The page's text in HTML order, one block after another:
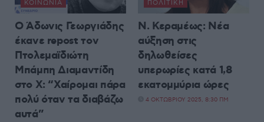
ΚΟΙΝΩΝΊΑ
Ο Άδωνις Γεωργιάδης
έκανε repost τον
Πτολεμαϊδιώτη
Μπάμπη Διαμαντίδη
στο X: “Χαίρομαι πάρα
πολύ όταν τα διαβάζω
αυτά”
ΠΟΛΙΤΙΚΉ
Ν. Κεραμέως: Νέα
αύξηση στις
δηλωθείσες
υπερωρίες κατά 1,8
εκατομμύρια ώρες
4 ΟΚΤΩΒΡΊΟΥ 2025, 8:30 ΠΜ